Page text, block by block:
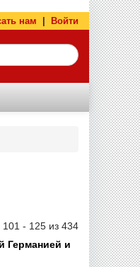
нам Войти
101 - 125 из 434
Германией и